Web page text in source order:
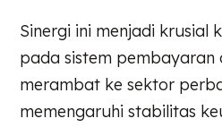
Sinergi ini menjadi krusial
pada sistem
merambat ke sektor
memengaruhi stabilitas